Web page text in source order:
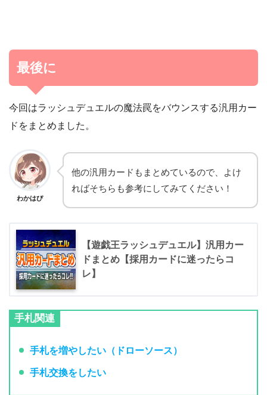
最後に
今回はラッシュデュエルの魔法罠をバウンスする汎用カー
ドをまとめました。
わかはぴ
他の汎用カードもまとめているので、よけ
ればそちらも参考にしてみてください！
【遊戯王ラッシュデュエル】汎用カー
ドまとめ【採用カードに迷ったらコ
レ】
手札関連
手札を増やしたい（ドローソース）
手札交換をしたい